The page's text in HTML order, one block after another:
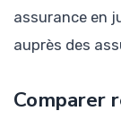
assurance en
auprès des
Comparer